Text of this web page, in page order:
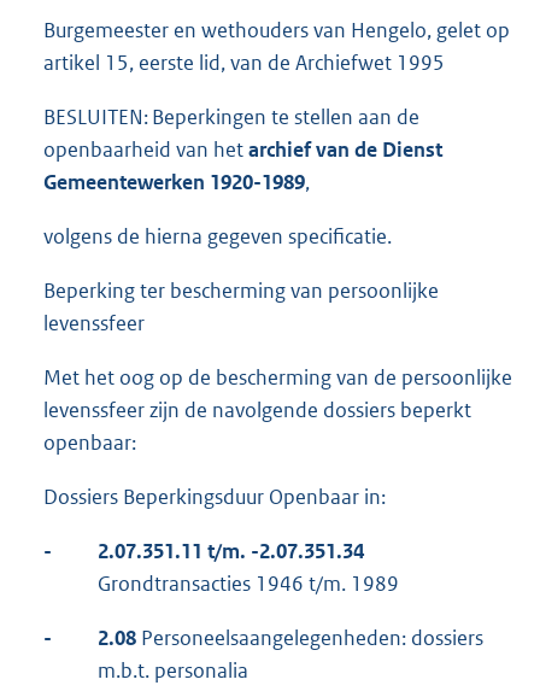
Burgemeester en wethouders van Hengelo, gelet op
artikel 15, eerste lid, van de Archiefwet 1995
BESLUITEN: Beperkingen te stellen aan de
openbaarheid van hetarchief van de Dienst
Gemeentewerken 1920-1989,
volgens de hierna gegeven specificatie.
Beperking ter bescherming van persoonlijke
levenssfeer
Met het oog op de bescherming van de persoonlijke
levenssfeer zijn de navolgende dossiers beperkt
openbaar:
Dossiers Beperkingsduur Openbaar in:
-
2.07.351.11 t/m. -2.07.351.34
Grondtransacties 1946 t/m. 1989
- 2.08 Personeelsaangelegenheden: dossiers
m.b.t. personalia